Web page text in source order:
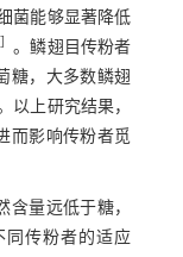
菌能够显著降低
］ 。鳞翅目传粉者
糖，大多数鳞翅
以上研究结果，
而影响传粉者觅
量远低于糖，
传粉者的适应